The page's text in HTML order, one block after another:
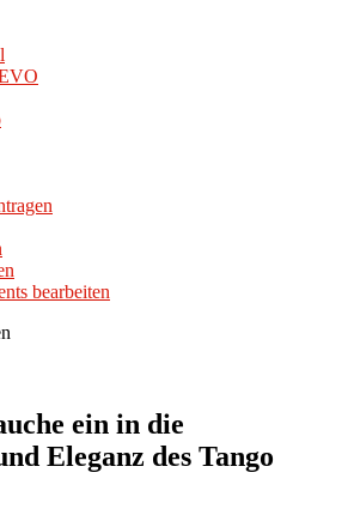
bearbeiten
ein in die
Eleganz des Tango